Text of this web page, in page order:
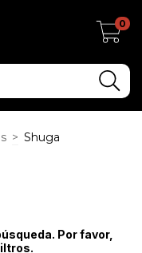
0
> Shuga
Por favor,